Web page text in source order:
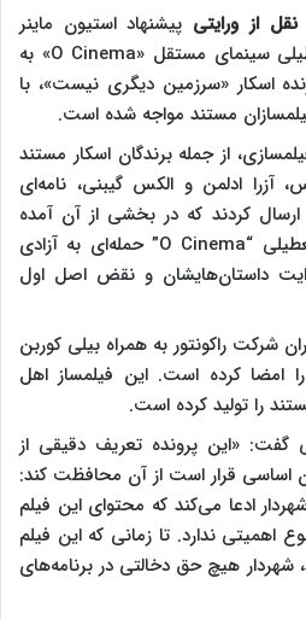
نقل از ورایتی پیشنهاد استیون ماینر
شهردار میامی بیچ، برای تعطیلی سینمای مستقل «O Cinema» به
اسکار «سرزمین دیگری نیست»، با
مستند مواجه شده است.
از جمله برندگان اسکار مستند
آزرا ادلمن و الکس گیبنی، نامه‌ای
کردند که در بخشی از آن آمده
است: «تهدید شهردار برای تعطیلی “O Cinema” حمله‌ای به آزادی
داستان‌هایشان و نقض اصل اول
شرکت راکونتور به همراه بیلی کوربن
نامه را امضا کرده است. این فیلمساز اهل
گفت: «این پرونده تعریف دقیقی از
قرار است از آن محافظت کند:
ادعا می‌کند که محتوای این فیلم
ندارد. تا زمانی که این فیلم
شهردار هیچ حق دخالتی در برنامه‌های